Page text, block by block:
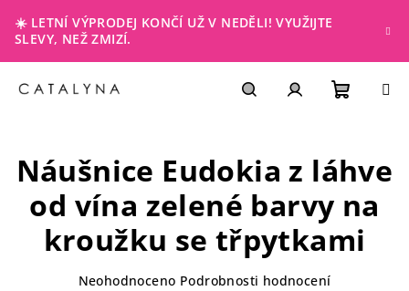
obsah
☀️ LETNÍ VÝPRODEJ KONČÍ UŽ V NEDĚLI! VYUŽIJTE
SLEVY, NEŽ ZMIZÍ.
KOŠÍK
Náušnice Eudokia z láhve
od vína zelené barvy na
kroužku se třpytkami
Průměrné
Neohodnoceno Podrobnosti hodnocení